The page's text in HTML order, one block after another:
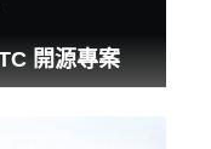
開源專案